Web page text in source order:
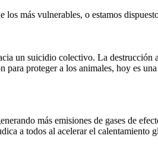
más vulnerables, o estamos
un suicidio colectivo. La
proteger a los animales, hoy es
más emisiones de gases de
a todos al acelerar el calentamiento